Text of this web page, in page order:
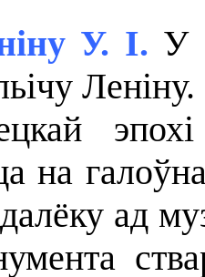
У. І. У
Леніну.
на
ад